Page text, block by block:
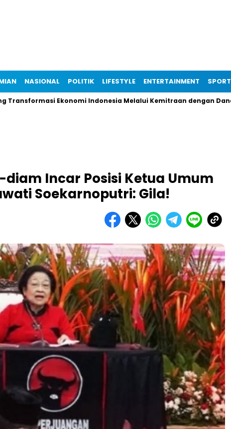
NASIONAL POLITIK LIFESTYLE ENTERTAINMENT SPORT
Ekonomi Indonesia Melalui Kemitraan dengan Danantara
Incar Posisi Ketua Umum
Soekarnoputri: Gila!